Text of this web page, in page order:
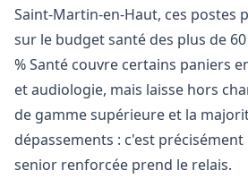
Saint-Martin-en-Haut, ces postes
sur le budget santé des plus de
% Santé couvre certains paniers
et audiologie, mais laisse hors
de gamme supérieure et la
dépassements : c'est
senior renforcée prend le relais.